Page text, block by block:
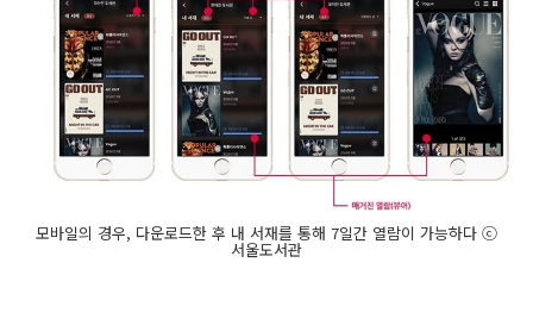
모바일의 경우, 다운로드한 후 내 서재를 통해 7일간 열람이 가능하다 ⓒ
서울도서관